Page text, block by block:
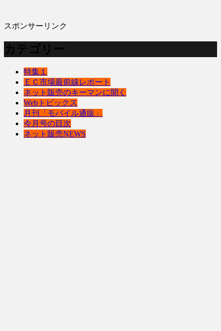
スポンサーリンク
カテゴリー
特集１
ＥＣ市場最前線レポート
ネット販売のキーマンに聞く
Webトピックス
月刊「モバイル通販」
今月号の目次
ネット販売NEWS